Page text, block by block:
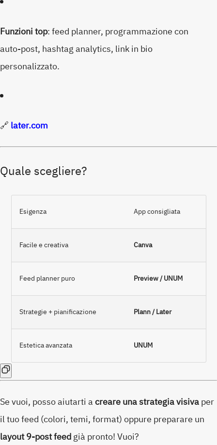
Funzioni top: feed planner, programmazione con
auto-post, hashtag analytics, link in bio
personalizzato.
🔗 later.com
Quale scegliere?
Esigenza App consigliata
Facile e creativa Canva
Feed planner puro Preview / UNUM
Strategie + pianificazione Plann / Later
Estetica avanzata UNUM
Se vuoi, posso aiutarti acreare una strategia visivaper
il tuo feed (colori, temi, format) oppure preparare un
layout 9-post feedgià pronto! Vuoi?